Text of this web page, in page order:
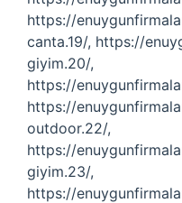
https://
canta.19/, https://
giyim.20/,
https://
https://
outdoor.22/,
https://
giyim.23/,
https://